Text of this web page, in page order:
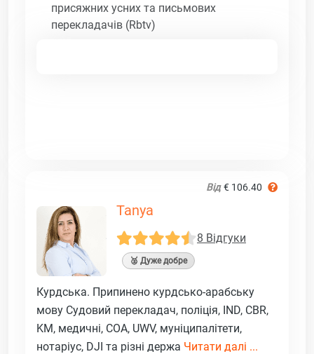
присяжних усних та письмових
перекладачів (Rbtv)
Від € 106.40
Tanya
8 Відгуки
🥈 Дуже добре
Курдська. Припинено курдсько-арабську
мову Судовий перекладач, поліція, IND, CBR,
KM, медичні, COA, UWV, муніципалітети,
нотаріус, DJI та різні держа Читати далі ...